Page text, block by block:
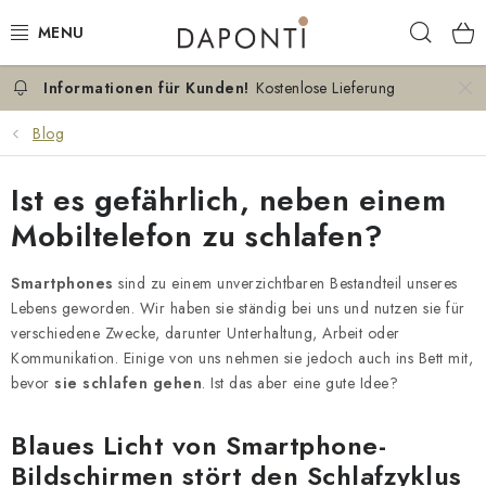
Inhalt
DOPPELBETTEN
EINZELBETTEN
NACHTTISCHE
KONTAKT
ÜBER UNS
ZERTIFIKATE
Kostenlose Lieferung
Blog
Ist es gefährlich, neben einem
Mobiltelefon zu schlafen?
Smartphones sind zu einem unverzichtbaren Bestandteil unseres
Lebens geworden. Wir haben sie ständig bei uns und nutzen sie für
verschiedene Zwecke, darunter Unterhaltung, Arbeit oder
Kommunikation. Einige von uns nehmen sie jedoch auch ins Bett mit,
bevor sie schlafen gehen. Ist das aber eine gute Idee?
Blaues Licht von Smartphone-
Bildschirmen stört den Schlafzyklus